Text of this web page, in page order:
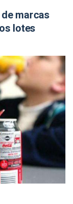
marcas
lotes